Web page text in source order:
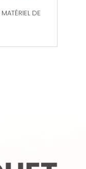
MATÉRIEL DE